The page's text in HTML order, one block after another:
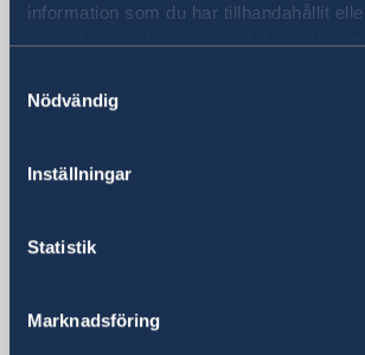
information som du har tillhandahållit
samlat in när du har använt deras
Nödvändig
Inställningar
Statistik
Marknadsföring
Sverige i Albanien
Sveriges ambassad
Besöksadress
Rruga Pjeter Budi No. 56
Postadress
Rruga Pjeter Budi No. 56